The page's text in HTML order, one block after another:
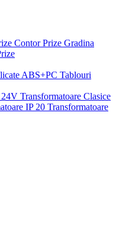
ContorPrize Gradina
ABS+PC Tablouri
24V Transformatoare Clasice
IP 20 Transformatoare